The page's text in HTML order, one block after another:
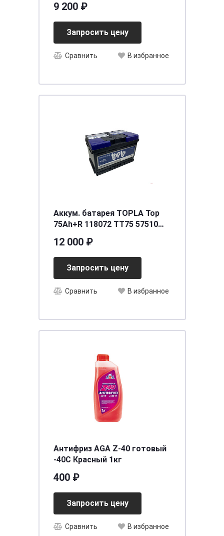
9 200 ₽
Запросить цену
Сравнить В избранное
Аккум. батарея TOPLA Top
75Ah+R 118072 TT75 57510
12 000 ₽
Запросить цену
Сравнить В избранное
Антифриз AGA Z-40 готовый
-40С Красный 1кг
400 ₽
Запросить цену
Сравнить В избранное